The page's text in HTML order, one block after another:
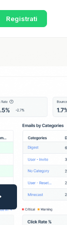
Registrati